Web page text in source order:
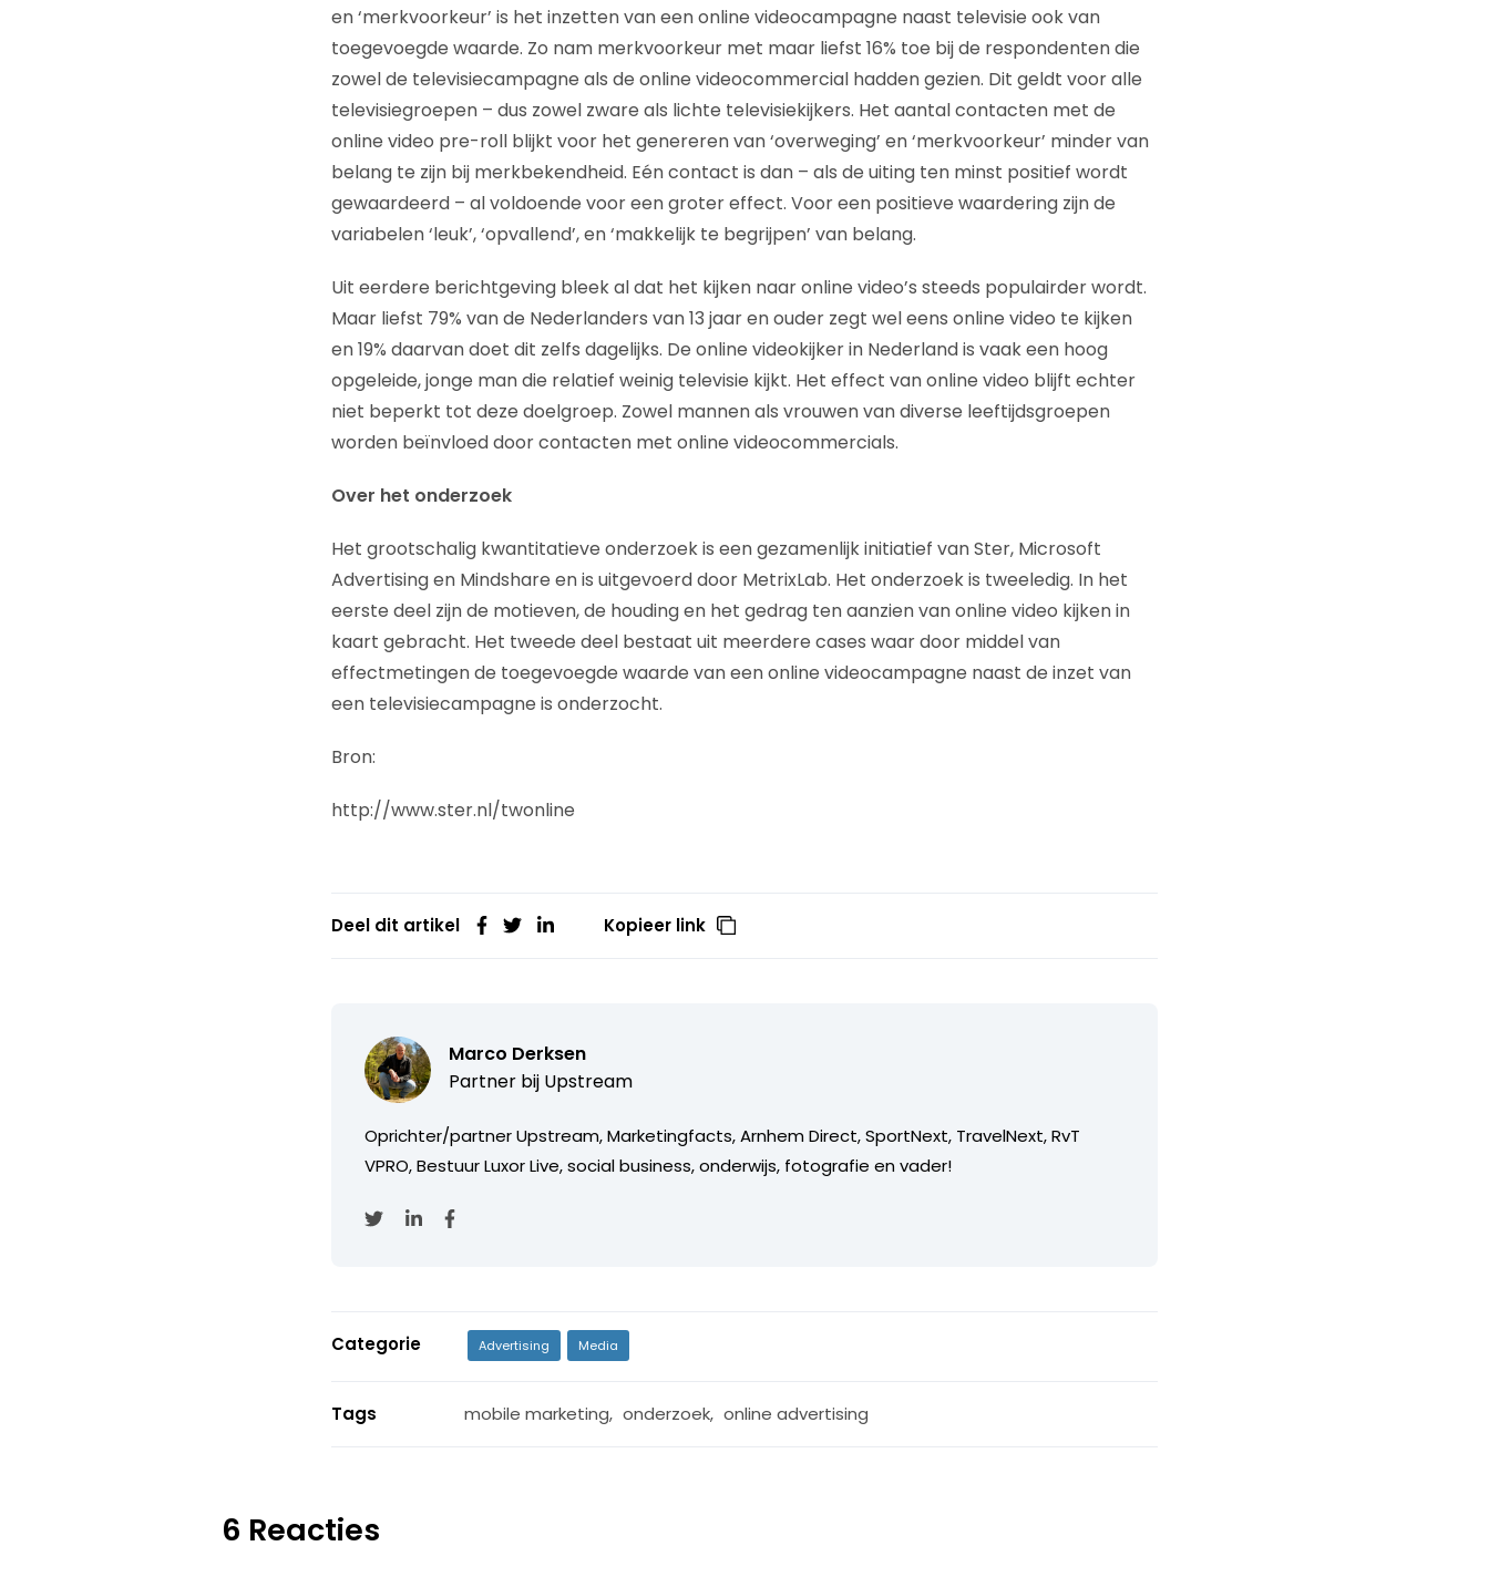
en ‘merkvoorkeur’ is het inzetten van een online videocampagne naast televisie ook van
toegevoegde waarde. Zo nam merkvoorkeur met maar liefst 16% toe bij de respondenten die
zowel de televisiecampagne als de online videocommercial hadden gezien. Dit geldt voor alle
televisiegroepen – dus zowel zware als lichte televisiekijkers. Het aantal contacten met de
online video pre-roll blijkt voor het genereren van ‘overweging’ en ‘merkvoorkeur’ minder van
belang te zijn bij merkbekendheid. Eén contact is dan – als de uiting ten minst positief wordt
gewaardeerd – al voldoende voor een groter effect. Voor een positieve waardering zijn de
variabelen ‘leuk’, ‘opvallend’, en ‘makkelijk te begrijpen’ van belang.
Uit eerdere berichtgeving bleek al dat het kijken naar online video’s steeds populairder wordt.
Maar liefst 79% van de Nederlanders van 13 jaar en ouder zegt wel eens online video te kijken
en 19% daarvan doet dit zelfs dagelijks. De online videokijker in Nederland is vaak een hoog
opgeleide, jonge man die relatief weinig televisie kijkt. Het effect van online video blijft echter
niet beperkt tot deze doelgroep. Zowel mannen als vrouwen van diverse leeftijdsgroepen
worden beïnvloed door contacten met online videocommercials.
Over het onderzoek
Het grootschalig kwantitatieve onderzoek is een gezamenlijk initiatief van Ster, Microsoft
Advertising en Mindshare en is uitgevoerd door MetrixLab. Het onderzoek is tweeledig. In het
eerste deel zijn de motieven, de houding en het gedrag ten aanzien van online video kijken in
kaart gebracht. Het tweede deel bestaat uit meerdere cases waar door middel van
effectmetingen de toegevoegde waarde van een online videocampagne naast de inzet van
een televisiecampagne is onderzocht.
Bron:
http://www.ster.nl/twonline
Deel dit artikel Kopieer link
Marco Derksen
Partner bij Upstream
Oprichter/partner Upstream, Marketingfacts, Arnhem Direct, SportNext, TravelNext, RvT
VPRO, Bestuur Luxor Live, social business, onderwijs, fotografie en vader!
Categorie Advertising Media
Tags mobile marketing, onderzoek, online advertising
6 Reacties